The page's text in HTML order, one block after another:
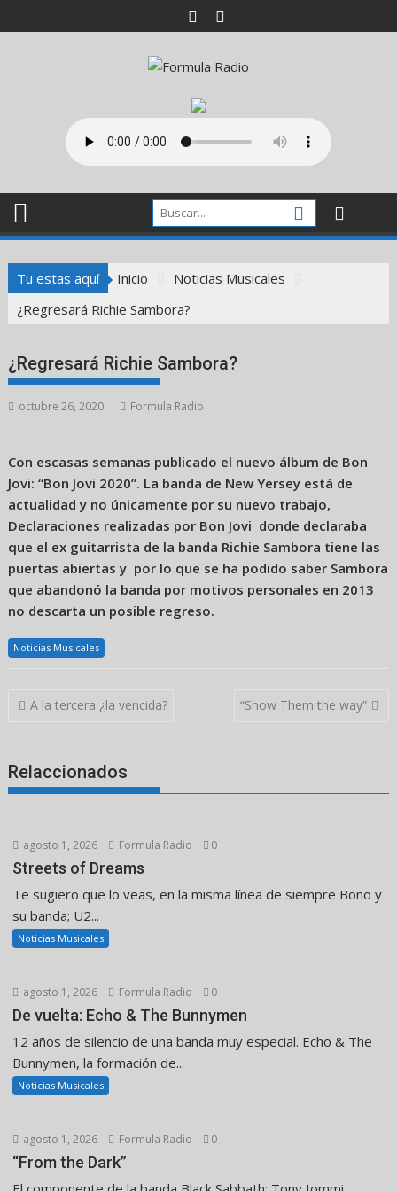
al
Tu estas aquí Inicio
Noticias Musicales
¿Regresará Richie Sambora?
¿Regresará Richie Sambora?
octubre 26, 2020 Formula Radio
Con escasas semanas publicado el nuevo álbum de Bon
Jovi: “Bon Jovi 2020”. La banda de New Yersey está de
actualidad y no únicamente por su nuevo trabajo,
Declaraciones realizadas por Bon Jovi donde declaraba
que el ex guitarrista de la banda Richie Sambora tiene las
puertas abiertas y por lo que se ha podido saber Sambora
que abandonó la banda por motivos personales en 2013
no descarta un posible regreso.
Noticias Musicales
Navegación
A la tercera ¿la vencida? “Show Them the way”
Relaccionados
agosto 1, 2026 Formula Radio 0
Streets of Dreams
Te sugiero que lo veas, en la misma línea de siempre Bono y
su banda; U2...
Noticias Musicales
agosto 1, 2026 Formula Radio 0
De vuelta: Echo & The Bunnymen
12 años de silencio de una banda muy especial. Echo & The
Bunnymen, la formación de...
Noticias Musicales
agosto 1, 2026 Formula Radio 0
“From the Dark”